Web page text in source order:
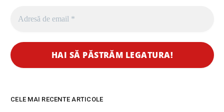
CELE MAI RECENTE ARTICOLE